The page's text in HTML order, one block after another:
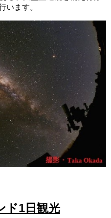
います。
ド1日観光